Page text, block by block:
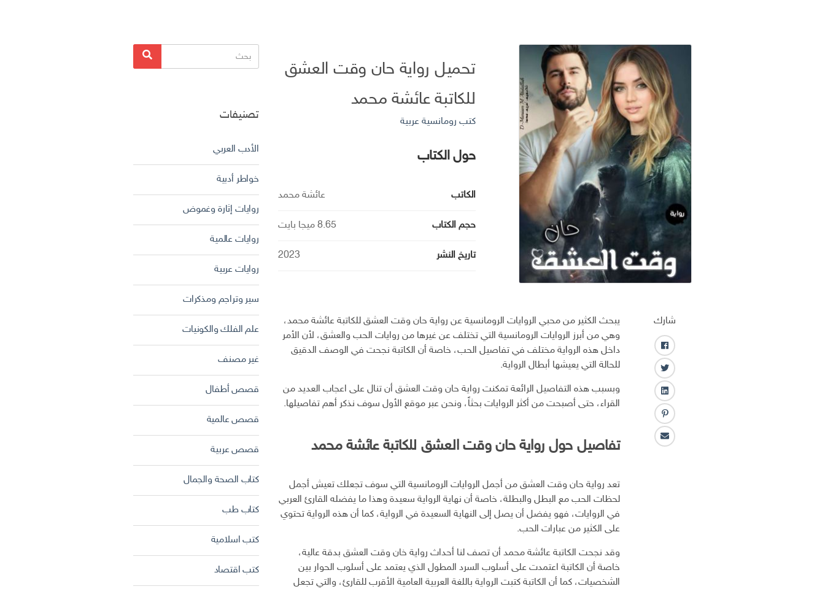
تحميل رواية حان وقت العشق
للكاتبة عائشة محمد
كتب رومانسية عربية
حول الكتاب
الكاتب عائشة محمد
حجم الكتاب 8.65 ميجا بايت
تاريخ النشر 2023
شارك
ف
ا
ي
س
ب
و
ك
ت
و
ي
ت
ر
ل
ي
ن
ك
ـ
ب
ن
تا
يبحث الكثير من محبي الروايات الرومانسية عن رواية حان وقت العشق للكاتبة عائشة محمد،
وهي من أبرز الروايات الرومانسية التي تختلف عن غيرها من روايات الحب والعشق، لأن الأمر
داخل هذه الرواية مختلف في تفاصيل الحب، خاصة أن الكاتبة نجحت في الوصف الدقيق
للحالة التي يعيشها أبطال الرواية.
وبسبب هذه التفاصيل الرائعة تمكنت رواية حان وقت العشق أن تنال على اعجاب العديد من
القراء، حتى أصبحت من أكثر الروايات بحثاً، ونحن عبر موقع الأول سوف نذكر أهم تفاصيلها.
تفاصيل حول رواية حان وقت العشق للكاتبة عائشة محمد
تعد رواية حان وقت العشق من أجمل الروايات الرومانسية التي سوف تجعلك تعيش أجمل
لحظات الحب مع البطل والبطلة، خاصة أن نهاية الرواية سعيدة وهذا ما يفضله القارئ العربي
في الروايات، فهو يفضل أن يصل إلى النهاية السعيدة في الرواية، كما أن هذه الرواية تحتوي
على الكثير من عبارات الحب.
وقد نجحت الكاتبة عائشة محمد أن تصف لنا أحداث رواية خان وقت العشق بدقة عالية،
خاصة أن الكاتبة اعتمدت على أسلوب السرد المطول الذي يعتمد على أسلوب الحوار بين
الشخصيات، كما أن الكاتبة كتبت الرواية باللغة العربية العامية الأقرب للقارئ، والتي تجعل
البحث
عن:
بحث
تصنيفات
الأدب العربي
خواطر أدبية
روايات إثارة وغموض
روايات عالمية
روايات عربية
سير وتراجم ومذكرات
علم الفلك والكونيات
غير مصنف
قصص أطفال
قصص عالمية
قصص عربية
كتاب الصحة والجمال
كتاب طب
كتب اسلامية
كتب اقتصاد